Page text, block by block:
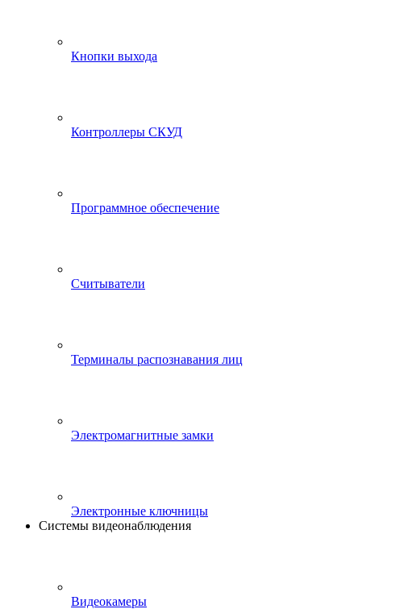
Кнопки выхода
Контроллеры СКУД
Программное обеспечение
Считыватели
Терминалы распознавания лиц
Электромагнитные замки
Электронные ключницы
Системы видеонаблюдения
Видеокамеры